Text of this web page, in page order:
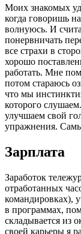
Моих знакомых
когда говоришь
волнуюсь. И
понервничать
все страхи в
хорошо
работать. Мне
потом стараюсь
что мы
которого
улучшаем свой
упражнения.
Зарплата
Заработок
отработанных
командировках),
в программах,
складывается из
своей карьеры я